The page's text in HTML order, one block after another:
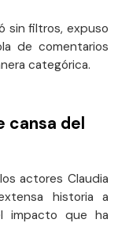
sin filtros, expuso
de comentarios
categórica.
cansa del
actores Claudia
historia a
impacto que ha